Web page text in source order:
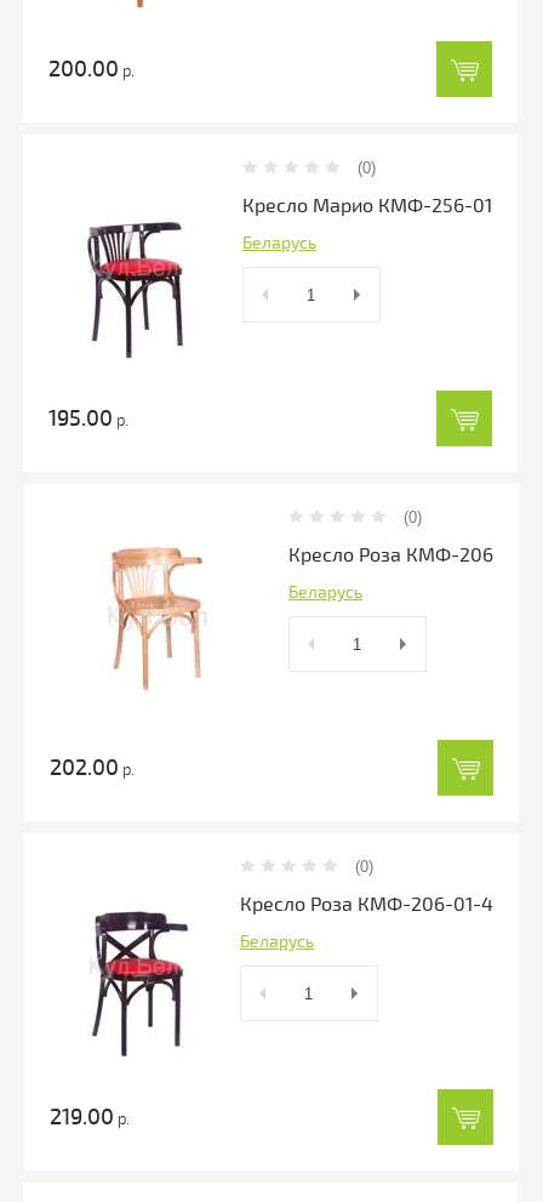
200.00 р.
(0)
Кресло Марио КМФ-256-01
Беларусь
195.00 р.
(0)
Кресло Роза КМФ-206
Беларусь
202.00 р.
(0)
Кресло Роза КМФ-206-01-4
Беларусь
219.00 р.